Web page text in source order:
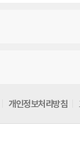
개인정보처리방침